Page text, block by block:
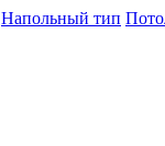
Напольный тип